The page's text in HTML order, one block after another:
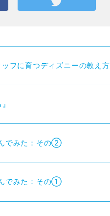
フに育つディズニーの教え方
でみた：その②
でみた：その①